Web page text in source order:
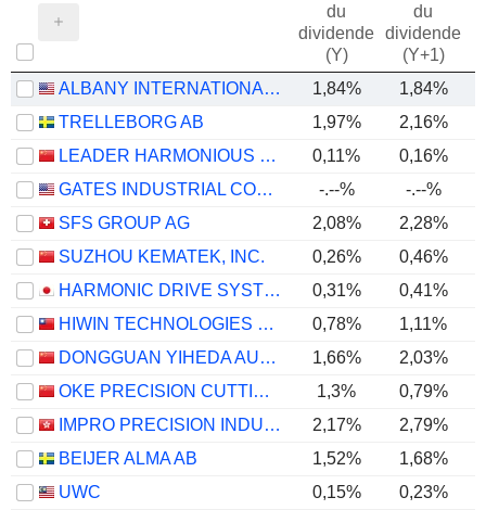
du
dividende
(Y)
du
dividende
(Y+1)
ALBANY INTERNATIONAL CORP. 1,84% 1,84%
TRELLEBORG AB
1,97% 2,16%
LEADER HARMONIOUS DRIVE SYSTEMS CO., LTD.
0,11% 0,16%
GATES INDUSTRIAL CORPORATION LTD.
-.--% -.--%
SFS GROUP AG
2,08% 2,28%
SUZHOU KEMATEK, INC.
0,26%
0,46%
HARMONIC DRIVE SYSTEMS INC.
0,31% 0,41%
HIWIN TECHNOLOGIES CORPORATION
0,78% 1,11%
DONGGUAN YIHEDA AUTOMATION CO., LTD
1,66% 2,03%
OKE PRECISION CUTTING TOOLS CO., LTD.
1,3% 0,79%
IMPRO PRECISION INDUSTRIES LIMITED
2,17% 2,79%
BEIJER ALMA AB
1,52% 1,68%
UWC
0,15%
0,23%